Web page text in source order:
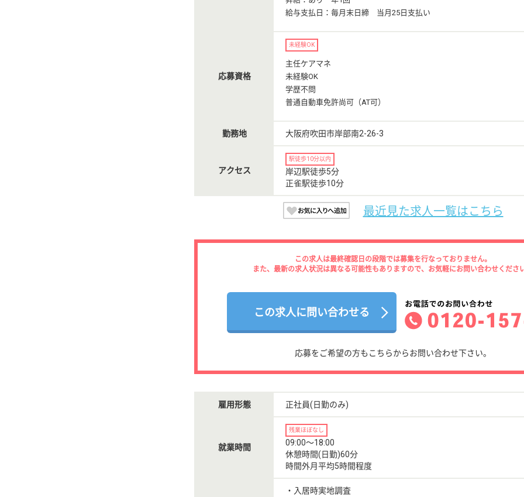
給与支払日：毎月末日締 当月25日支払い
応募資格
未経験OK
主任ケアマネ
未経験OK
学歴不問
普通自動車免許尚可（AT可）
勤務地 大阪府吹田市岸部南2-26-3
アクセス
駅徒歩10分以内
岸辺駅徒歩5分
正雀駅徒歩10分
最近見た求人一覧はこちら
この求人は最終確認日の段階では募集を行なっておりません。
また、最新の求人状況は異なる可能性もありますので、お気軽にお問い合わせくださ
この求人に問い合わせる
応募をご希望の方もこちらからお問い合わせ下さい。
雇用形態 正社員(日勤のみ)
就業時間
残業ほぼなし
09:00〜18:00
休憩時間(日勤)60分
時間外月平均5時間程度
・入居時実地調査